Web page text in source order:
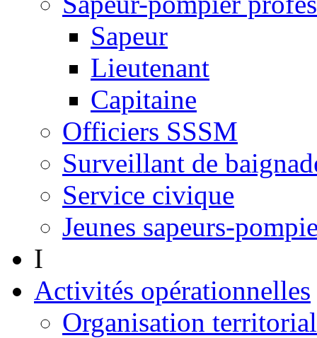
Sapeur
Lieutenant
Capitaine
Officiers SSSM
Surveillant de
Service civique
Jeunes sapeurs-
I
Activités opérationnelles
Organisation